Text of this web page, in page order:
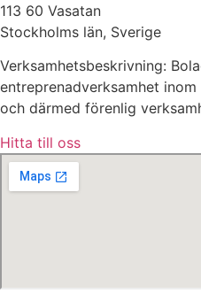
113 60 Vasatan
Stockholms län, Sverige
Verksamhetsbeskrivning:
entreprenadverksamhet
och därmed förenlig
Hitta till oss